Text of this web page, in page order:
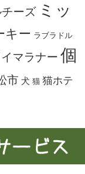
ーズ ミッ
キー ラブラドル
マラナー 個
市 犬 猫 猫ホテ